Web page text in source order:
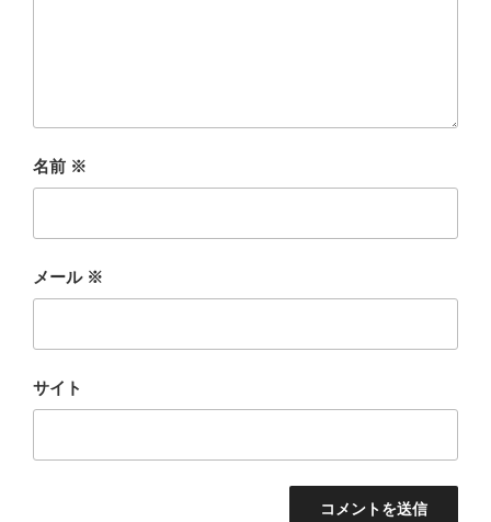
名前 ※
メール ※
サイト